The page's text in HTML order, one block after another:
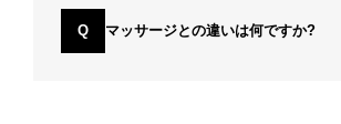
Q マッサージとの違いは何ですか?